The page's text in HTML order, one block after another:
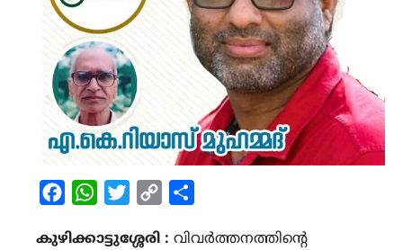
FacebookWhatsAppTwitterCopy
കുഴിക്കാട്ടുശ്ശേരി : വിവർത്തനത്തിൻ്റെ